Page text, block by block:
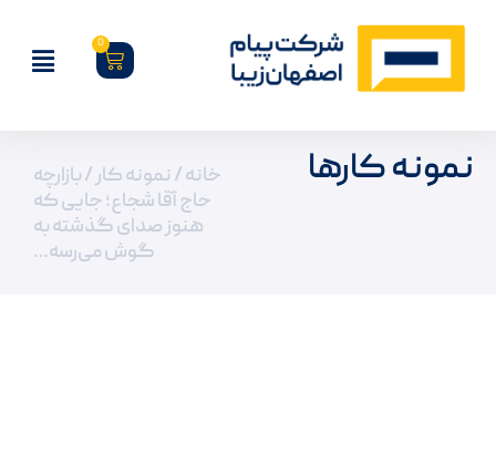
0
نمونه کارها خانه/ نمونه کار/ بازارچه‌
حاج آقا شجاع؛ جایی که
هنوز صدای گذشته به
گوش می‌رسه…